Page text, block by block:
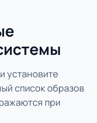
установите
список образов
при